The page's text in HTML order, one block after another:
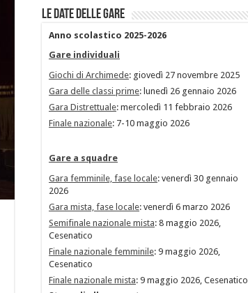
Le date delle gare
Anno scolastico 2025-2026
Gare individuali
Giochi di Archimede: giovedì 27 novembre 2025
Gara delle classi prime: lunedì 26 gennaio 2026
Gara Distrettuale: mercoledì 11 febbraio 2026
Finale nazionale: 7-10 maggio 2026
Gare a squadre
Gara femminile, fase locale: venerdì 30 gennaio
2026
Gara mista, fase locale: venerdì 6 marzo 2026
Semifinale nazionale mista: 8 maggio 2026,
Cesenatico
Finale nazionale femminile: 9 maggio 2026,
Cesenatico
Finale nazionale mista: 9 maggio 2026, Cesenatico